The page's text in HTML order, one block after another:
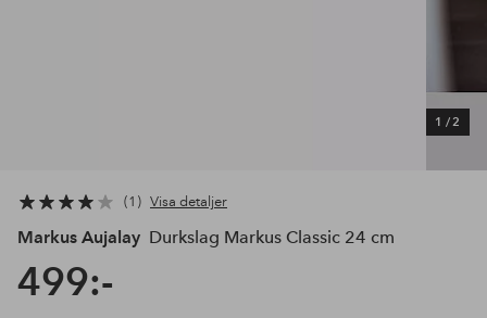
1 /2
1 Visa detaljer
Markus Aujalay Durkslag Markus Classic 24 cm
499:-